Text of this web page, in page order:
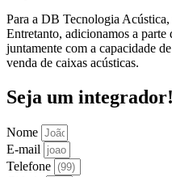
Para a DB Tecnologia Acústica,
Entretanto, adicionamos a
juntamente com a capacidade
venda de caixas acústicas.
Seja um integrador!
Nome
E-mail
Telefone